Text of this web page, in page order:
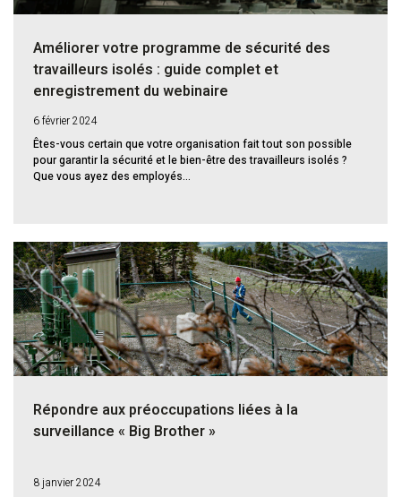
Améliorer votre programme de sécurité des
travailleurs isolés : guide complet et
enregistrement du webinaire
6 février 2024
Êtes-vous certain que votre organisation fait tout son possible
pour garantir la sécurité et le bien-être des travailleurs isolés ?
Que vous ayez des employés...
Répondre aux préoccupations liées à la
surveillance « Big Brother »
8 janvier 2024